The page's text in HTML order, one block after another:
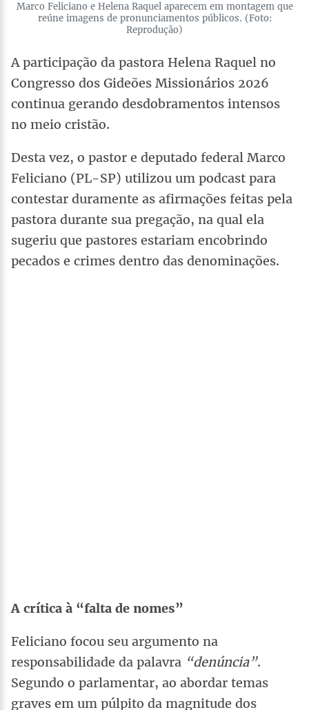
Marco Feliciano e Helena Raquel aparecem em montagem que
reúne imagens de pronunciamentos públicos. (Foto:
Reprodução)
A participação da pastora Helena Raquel no
Congresso dos Gideões Missionários 2026
continua gerando desdobramentos intensos
no meio cristão.
Desta vez, o pastor e deputado federal Marco
Feliciano (PL-SP) utilizou um podcast para
contestar duramente as afirmações feitas pela
pastora durante sua pregação, na qual ela
sugeriu que pastores estariam encobrindo
pecados e crimes dentro das denominações.
A crítica à “falta de nomes”
Feliciano focou seu argumento na
responsabilidade da palavra “denúncia”.
Segundo o parlamentar, ao abordar temas
graves em um púlpito da magnitude dos